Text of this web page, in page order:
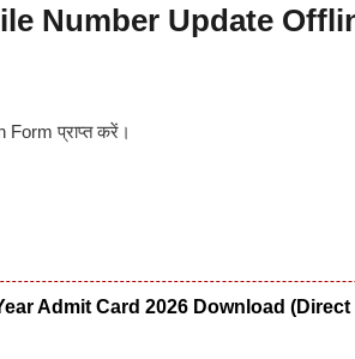
Number Update
प्राप्त करें।
Admit Card 2026 Download